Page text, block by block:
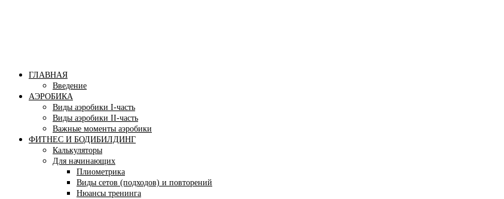
ГЛАВНАЯ
Введение
АЭРОБИКА
Виды аэробики І-часть
Виды аэробики ІІ-часть
Важные моменты аэробики
ФИТНЕС И БОДИБИЛДИНГ
Калькуляторы
Для начинающих
Плиометрика
Виды сетов (подходов) и повторений
Нюансы тренинга